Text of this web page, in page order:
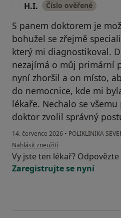
H.I. Číslo ověřené
S panem doktorem je
bohužel se zřejmě
který mi diagnostikoval.
nezajímá o můj primární
nyní zhoršil a on místo,
do nemocnice, kde mi
lékaře. Nechalo se
doktor zvolil správný
14. července 2026 • POLIKLINIKA
podle názoru uživatele H.I.
Nahlásit zneužití
Vy jste ten lékař?
Zaregistrujte se nyní